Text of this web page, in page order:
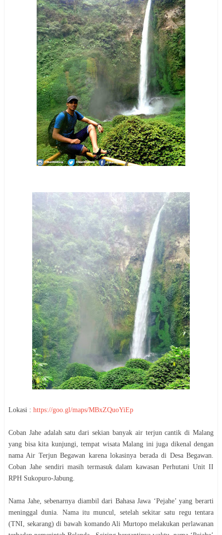
Lokasi : https://goo.gl/maps/MBxZQuoYiEp
Coban Jahe adalah satu dari sekian banyak air terjun cantik di Malang
yang bisa kita kunjungi, tempat wisata Malang ini juga dikenal dengan
nama Air Terjun Begawan karena lokasinya berada di Desa Begawan.
Coban Jahe sendiri masih termasuk dalam kawasan Perhutani Unit II
RPH Sukopuro-Jabung.
Nama Jahe, sebenarnya diambil dari Bahasa Jawa ‘Pejahe’ yang berarti
meninggal dunia. Nama itu muncul, setelah sekitar satu regu tentara
(TNI, sekarang) di bawah komando Ali Murtopo melakukan perlawanan